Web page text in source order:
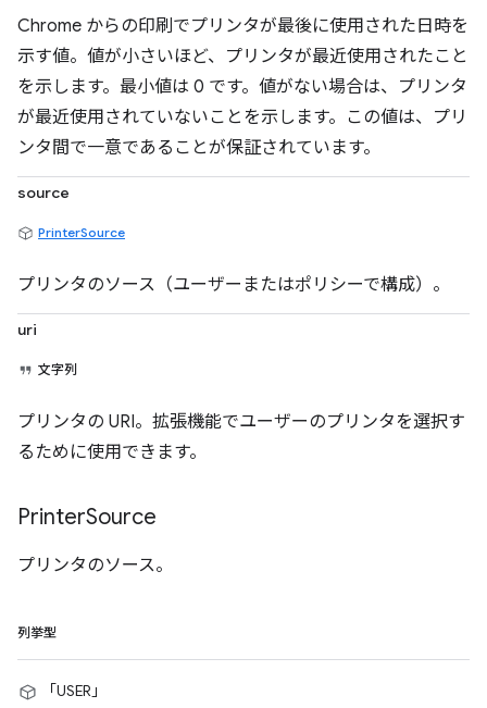
Chrome からの印刷でプリンタが最後に使用された日時を
示す値。値が小さいほど、プリンタが最近使用されたこと
を示します。最小値は 0 です。値がない場合は、プリンタ
が最近使用されていないことを示します。この値は、プリ
ンタ間で一意であることが保証されています。
source
PrinterSource
プリンタのソース（ユーザーまたはポリシーで構成）。
uri
文字列
プリンタの URI。拡張機能でユーザーのプリンタを選択す
るために使用できます。
PrinterSource
プリンタのソース。
列挙型
「USER」